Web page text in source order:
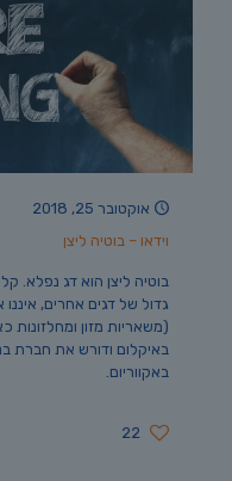
אוקטובר 25, 2018
וידאו – בוטיה ליצן
בוטיה ליצן הוא דג נפלא.
גדול של דגים אחרים, איננו
(משאריות מזון
באיקלום ודורש את חברת
באקווריום.
22